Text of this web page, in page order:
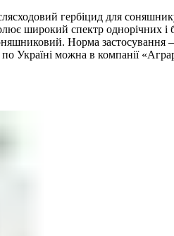
гербіцид для
широкий спектр однорічних і
Норма
Україні можна в компанії